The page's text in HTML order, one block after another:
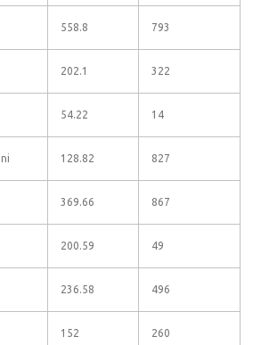
558.8 793
202.1 322
54.22 14
128.82 827
369.66 867
200.59 49
236.58 496
152 260